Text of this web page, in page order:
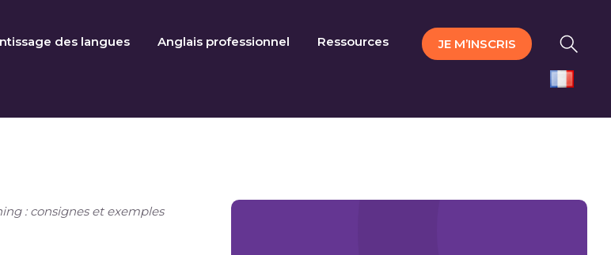
des langues Anglais professionnel Ressources JE M’INSCRIS
: consignes et exemples